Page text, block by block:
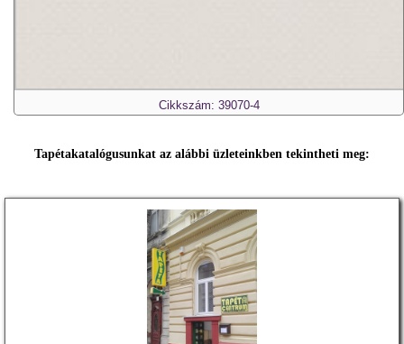
Cikkszám: 39070-4
Tapétakatalógusunkat az alábbi üzleteinkben tekintheti meg: